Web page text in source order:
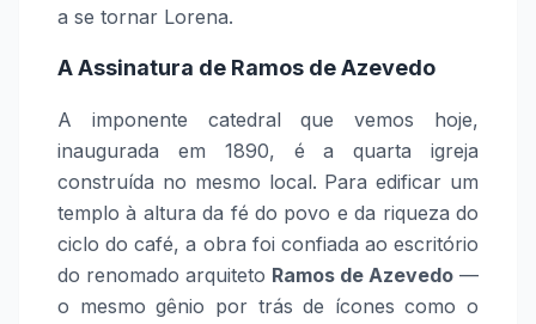
a se tornar Lorena.
A Assinatura de Ramos de Azevedo
A imponente catedral que vemos hoje,
inaugurada em 1890, é a quarta igreja
construída no mesmo local. Para edificar um
templo à altura da fé do povo e da riqueza do
ciclo do café, a obra foi confiada ao escritório
do renomado arquiteto Ramos de Azevedo —
o mesmo gênio por trás de ícones como o